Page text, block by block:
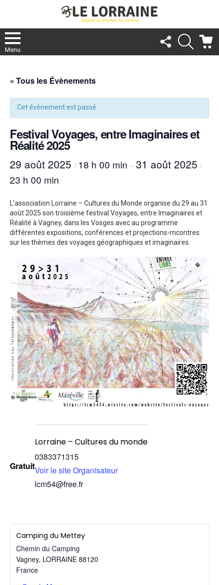
Menu
FOLLOW
US
« Tous les Évènements
Cet évènement est passé.
Festival Voyages, entre Imaginaires et
Réalité 2025
29 août 2025 / 18 h 00 min –31 août 2025 /
23 h 00 min
L’association Lorraine – Cultures du Monde organise du 29 au 31
août 2025 son troisième festival Voyages, entre Imaginaires et
Réalité à Vagney, dans les Vosges avec au programme
différentes expositions, conférences et projections-rncontres
sur les thèmes des voyages géographiques et imaginaires.
Gratuit
Lorraine – Cultures du monde
0383371315
Voir le site Organisateur
lcm54@free.fr
Camping du Mettey
Chemin du Camping
Vagney, LORRAINE 88120
France